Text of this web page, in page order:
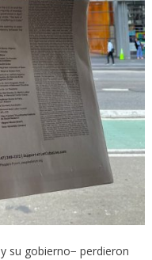
su gobierno− perdieron